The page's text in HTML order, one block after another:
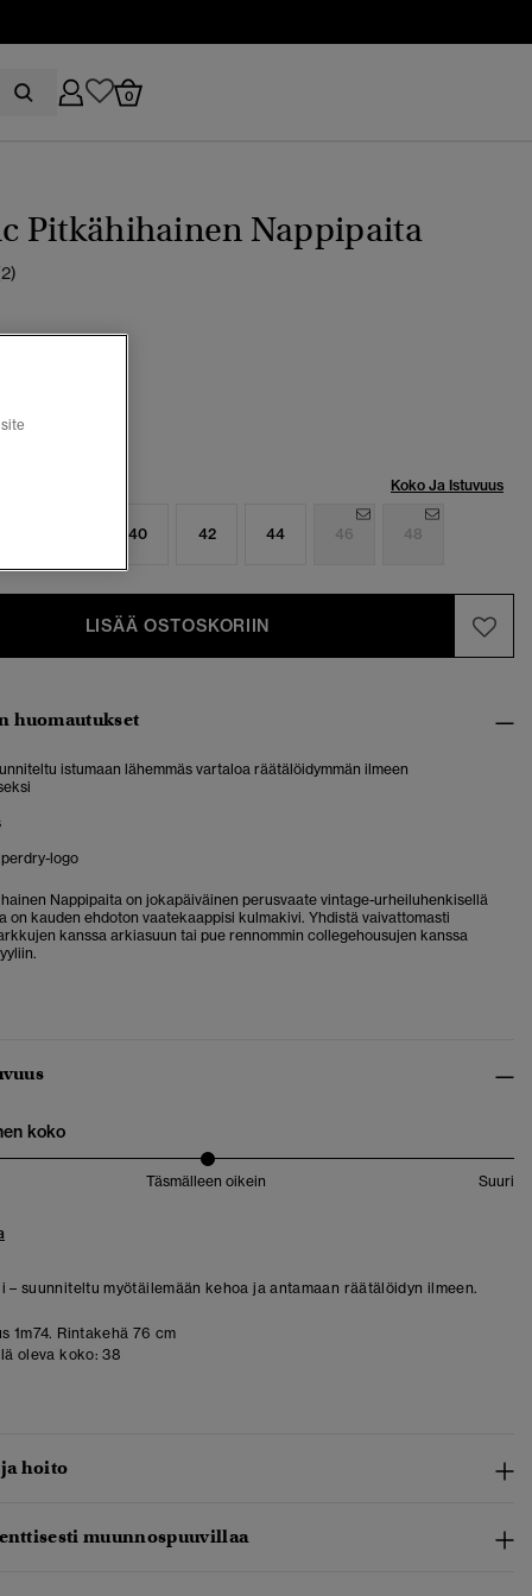
0
Pitkähihainen Nappipaita
Koko Ja Istuvuus
40 42 44 46 48
LISÄÄ OSTOSKORIIN
huomautukset
istumaan lähemmäs vartaloa räätälöidymmän ilmeen
logo
Nappipaita on jokapäiväinen perusvaate vintage-urheiluhenkisellä
on kauden ehdoton vaatekaappisi kulmakivi. Yhdistä vaivattomasti
kanssa arkiasuun tai pue rennommin collegehousujen kanssa
koko
Täsmälleen oikein Suuri
– suunniteltu myötäilemään kehoa ja antamaan räätälöidyn ilmeen.
1m74. Rintakehä 76 cm
oleva koko: 38
hoito
muunnospuuvillaa